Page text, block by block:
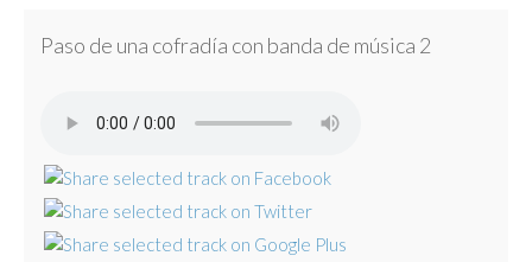
Paso de una cofradía con banda de música 2